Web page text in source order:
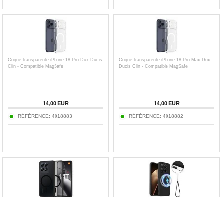
Coque transparente iPhone 18 Pro Dux Ducis
Clin - Compatible MagSafe
14,00EUR
RÉFÉRENCE: 4018883
Coque transparente iPhone 18 Pro Max Dux
Ducis Clin - Compatible MagSafe
14,00EUR
RÉFÉRENCE: 4018882